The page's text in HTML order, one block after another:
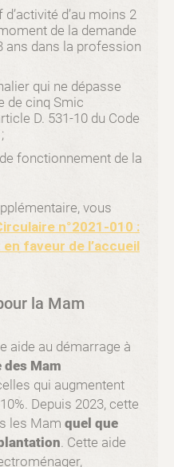
d’au moins 2
de la demande
ans dans la profession
qui ne dépasse
de cinq Smic
D. 531-10 du Code
fonctionnement de la
vous
n°2021-010 :
faveur de l’accueil
la Mam
aide au démarrage à
des Mam
qui augmentent
Depuis 2023, cette
les Mam quel que
. Cette aide